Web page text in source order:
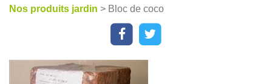
Nos produits jardin > Bloc de coco